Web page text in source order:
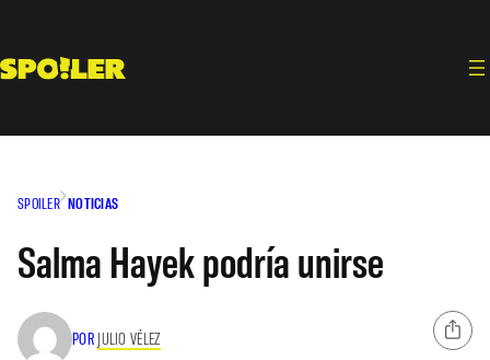
contenido
SPOILER NOTICIAS
Salma Hayek podría unirse
POR JULIO VÉLEZ